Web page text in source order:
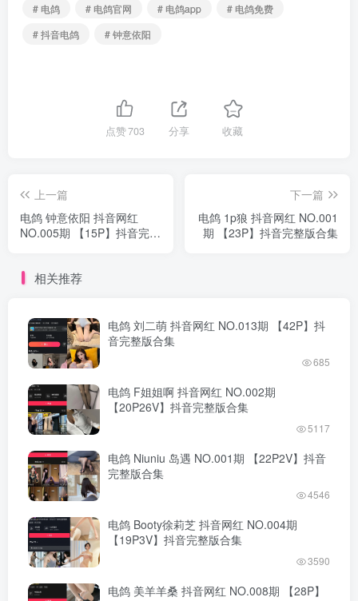
# 电鸽
# 电鸽官网 # 电鸽app
# 电鸽免费
# 抖音电鸽
# 钟意依阳
点赞703 分享 收藏
上一篇
电鸽 钟意依阳 抖音网红
NO.005期 【15P】抖音完整
下一篇
电鸽 1p狼 抖音网红 NO.001
期 【23P】抖音完整版合集
相关推荐
电鸽 刘二萌 抖音网红 NO.013期 【42P】抖
音完整版合集
685
电鸽 F姐姐啊 抖音网红 NO.002期
【20P26V】抖音完整版合集
5117
电鸽 Niuniu 岛遇 NO.001期 【22P2V】抖音
完整版合集
4546
电鸽 Booty徐莉芝 抖音网红 NO.004期
【19P3V】抖音完整版合集
3590
电鸽 美羊羊桑 抖音网红 NO.008期 【28P】